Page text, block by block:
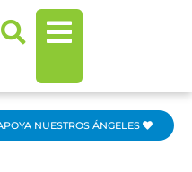
NUESTROS ÁNGELES